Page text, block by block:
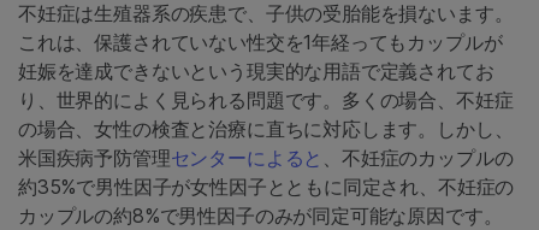
不妊症は生殖器系の疾患で、子供の受胎能を損ないます。
これは、保護されていない性交を1年経ってもカップルが
妊娠を達成できないという現実的な用語で定義されてお
り、世界的によく見られる問題です。多くの場合、不妊症
の場合、女性の検査と治療に直ちに対応します。しかし、
米国疾病予防管理センターによると 、不妊症のカップルの
約35%で男性因子が女性因子とともに同定され、不妊症の
カップルの約8%で男性因子のみが同定可能な原因です。